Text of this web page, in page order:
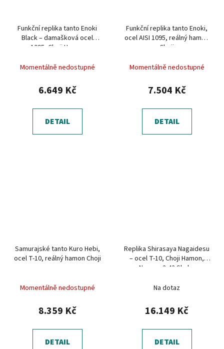
Funkční replika tanto Enoki
Black – damašková ocel
1095, Choji Hamon
Momentálně nedostupné
6.649 Kč
DETAIL
Funkční replika tanto Enoki,
ocel AISI 1095, reálný hamon
Choji
Momentálně nedostupné
7.504 Kč
DETAIL
Samurajské tanto Kuro Hebi,
ocel T-10, reálný hamon Choji
Momentálně nedostupné
8.359 Kč
DETAIL
Replika Shirasaya Nagaidesu
– ocel T-10, Choji Hamon,
Nagasa 2,42 Shaku
Na dotaz
16.149 Kč
DETAIL